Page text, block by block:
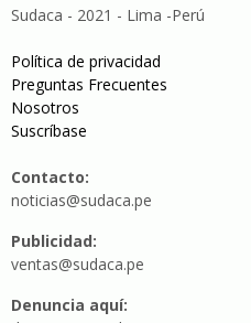
Sudaca - 2021 - Lima -Perú
Política de privacidad
Preguntas Frecuentes
Nosotros
Suscríbase
Contacto:
noticias@sudaca.pe
Publicidad:
ventas@sudaca.pe
Denuncia aquí: